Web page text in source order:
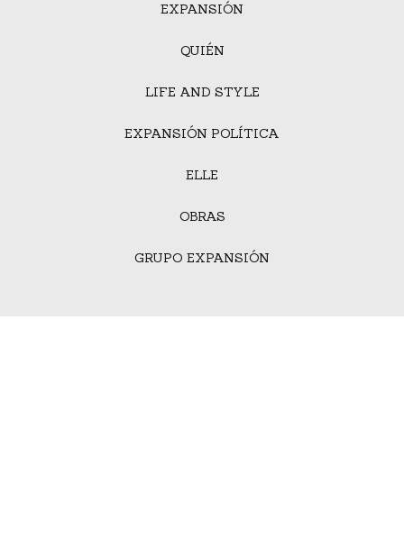
EXPANSIÓN
QUIÉN
LIFE AND STYLE
EXPANSIÓN POLÍTICA
ELLE
OBRAS
GRUPO EXPANSIÓN